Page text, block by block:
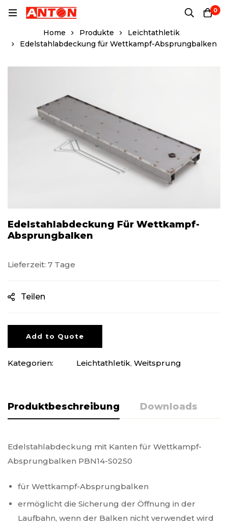
0
Home Produkte
Leichtathletik
Edelstahlabdeckung für Wettkampf-Absprungbalken
Edelstahlabdeckung Für Wettkampf-
Absprungbalken
Lieferzeit: 7 Tage
Teilen
Add to Quote
Kategorien: Leichtathletik, Weitsprung
Produktbeschreibung Downloads
Edelstahlabdeckung mit Kanten für Wettkampf-
Absprungbalken PBN14-S0250
für Wettkampf-Absprungbalken
ermöglicht die Sicherung der Öffnung in der
Laufbahn, wenn der Balken nicht verwendet wird